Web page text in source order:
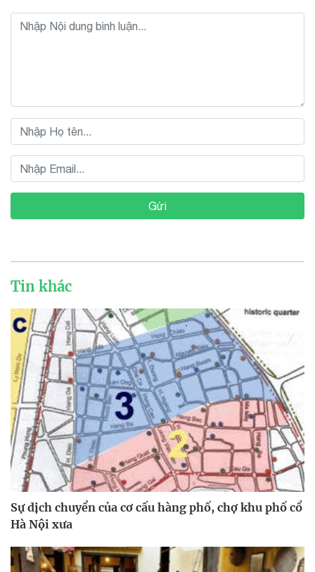
Gửi
Tin khác
Sự dịch chuyển của cơ cấu hàng phố, chợ khu phố cổ
Hà Nội xưa